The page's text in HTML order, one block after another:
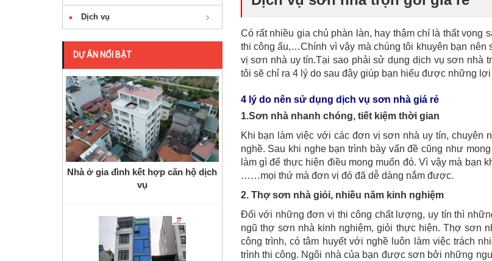
Dịch vụ
DỰ ÁN NỔI BẬT
Nhà ở gia đình kết hợp căn hộ dịch
vụ
Có rất nhiều gia chủ phàn làn, hay thậm chí là thất
thi công ẩu,…Chính vì vậy mà chúng tôi khuyên bạn
vị sơn nhà uy tín.Tại sao phải sử dụng dịch vụ sơn nhà
tôi sẽ chỉ ra 4 lý do sau đây giúp bạn hiểu được những
4 lý do nên sử dụng dịch vụ sơn nhà giá rẻ
1.Sơn nhà nhanh chóng, tiết kiệm thời gian
Khi bạn làm việc với các đơn vị sơn nhà uy tín, chuyên
nghề. Sau khi nghe bạn trình bày vấn đề cũng như
làm gì để thực hiện điều mong muốn đó. Vì vậy mà bạn
……mọi thứ mà đơn vị đó đã dễ dàng nắm được.
2. Thợ sơn nhà giỏi, nhiều năm kinh nghiệm
Đối với những đơn vị thi công chất lượng, uy tín thì
ngũ thợ sơn nhà kinh nghiệm, giỏi thực hiện. Thợ sơn
công trình, có tâm huyết với nghề luôn làm việc trách
trình thi công. Ngôi nhà của bạn được sơn bởi những